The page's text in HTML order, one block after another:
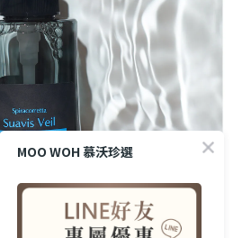
MOO WOH 慕沃珍選